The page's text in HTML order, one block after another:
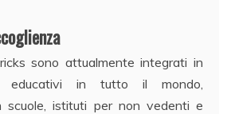
sono attualmente integrati in
educativi in tutto il mondo,
scuole, istituti per non vedenti e